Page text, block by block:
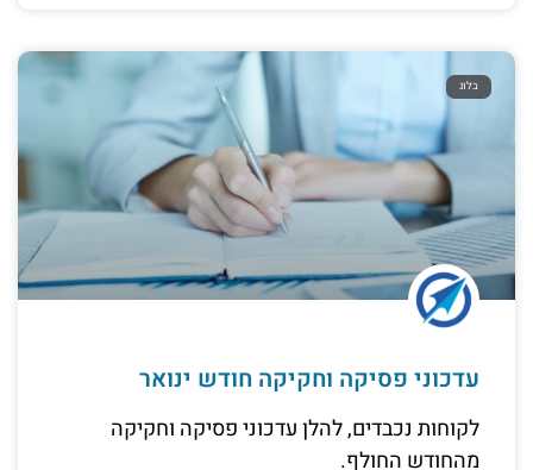
בלוג
עדכוני פסיקה וחקיקה חודש ינואר
לקוחות נכבדים, להלן עדכוני פסיקה וחקיקה
מהחודש החולף.